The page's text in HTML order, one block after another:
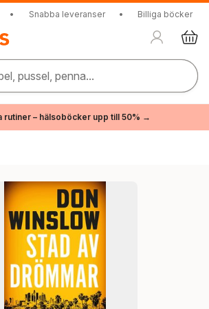
• Snabba leveranser • Billiga böcker
pussel, penna...
rutiner – hälsoböcker upp till 50% →